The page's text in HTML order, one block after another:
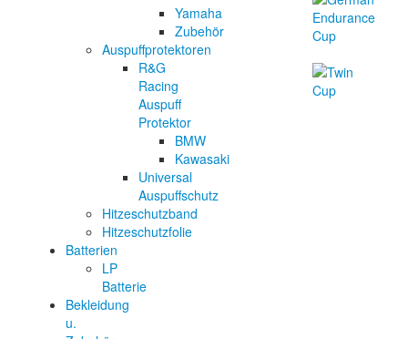
Yamaha
Zubehör
Auspuffprotektoren
R&G
Racing
Auspuff
Protektor
BMW
Kawasaki
Universal
Auspuffschutz
Hitzeschutzband
Hitzeschutzfolie
Batterien
LP
Batterie
Bekleidung
u.